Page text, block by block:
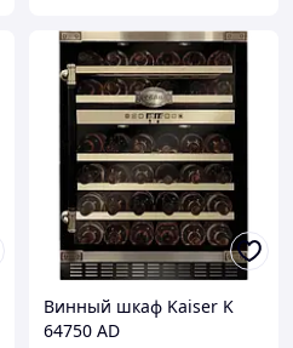
Винный шкаф Kaiser K
64750 AD